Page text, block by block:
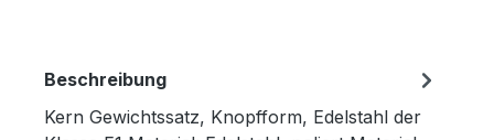
Beschreibung
Kern Gewichtssatz, Knopfform, Edelstahl der